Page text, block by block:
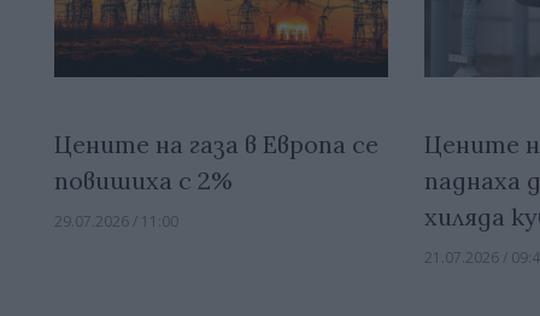
Цените на газа в Европа се
повишиха с 2%
29.07.2026 / 11:00
Цените
паднаха
хиляда
21.07.2026 /